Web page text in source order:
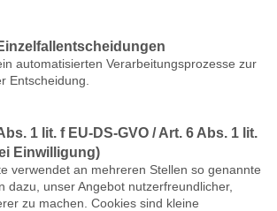
automatisierten Verarbeitungsprozesse zur
Entscheidung.
1 lit. f EU-DS-GVO / Art. 6 Abs. 1 lit.
Einwilligung)
verwendet an mehreren Stellen so genannte
dazu, unser Angebot nutzerfreundlicher,
zu machen. Cookies sind kleine